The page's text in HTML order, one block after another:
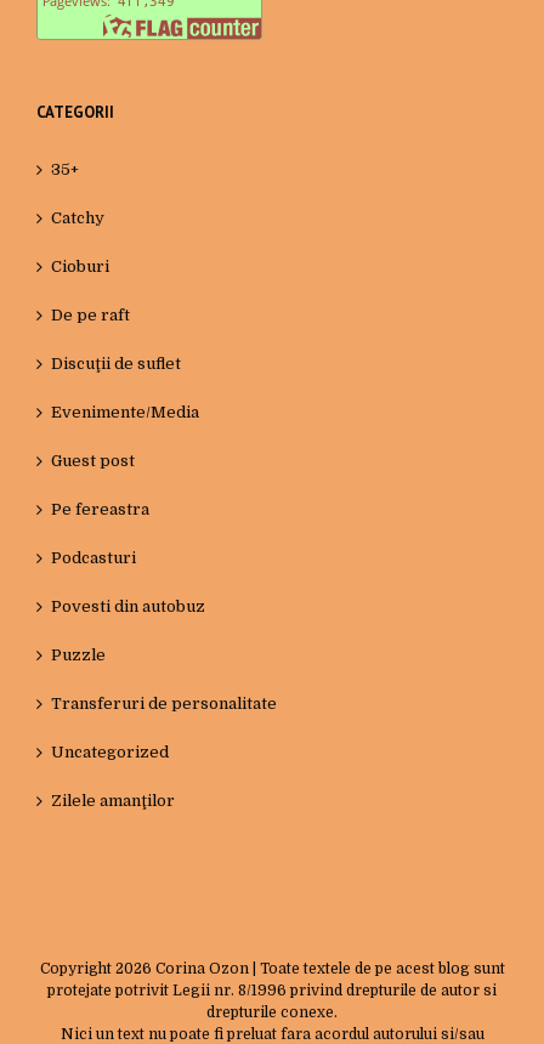
CATEGORII
35+
Catchy
Cioburi
De pe raft
Discuţii de suflet
Evenimente/Media
Guest post
Pe fereastra
Podcasturi
Povesti din autobuz
Puzzle
Transferuri de personalitate
Uncategorized
Zilele amanţilor
Copyright 2026 Corina Ozon | Toate textele de pe acest blog sunt
protejate potrivit Legii nr. 8/1996 privind drepturile de autor si
drepturile conexe.
Nici un text nu poate fi preluat fara acordul autorului si/sau